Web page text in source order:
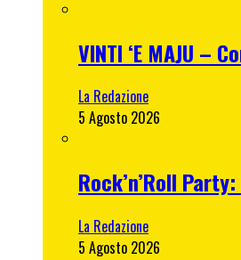
VINTI ‘E MAJU –
La Redazione
5 Agosto 2026
Rock’n’Roll
La Redazione
5 Agosto 2026